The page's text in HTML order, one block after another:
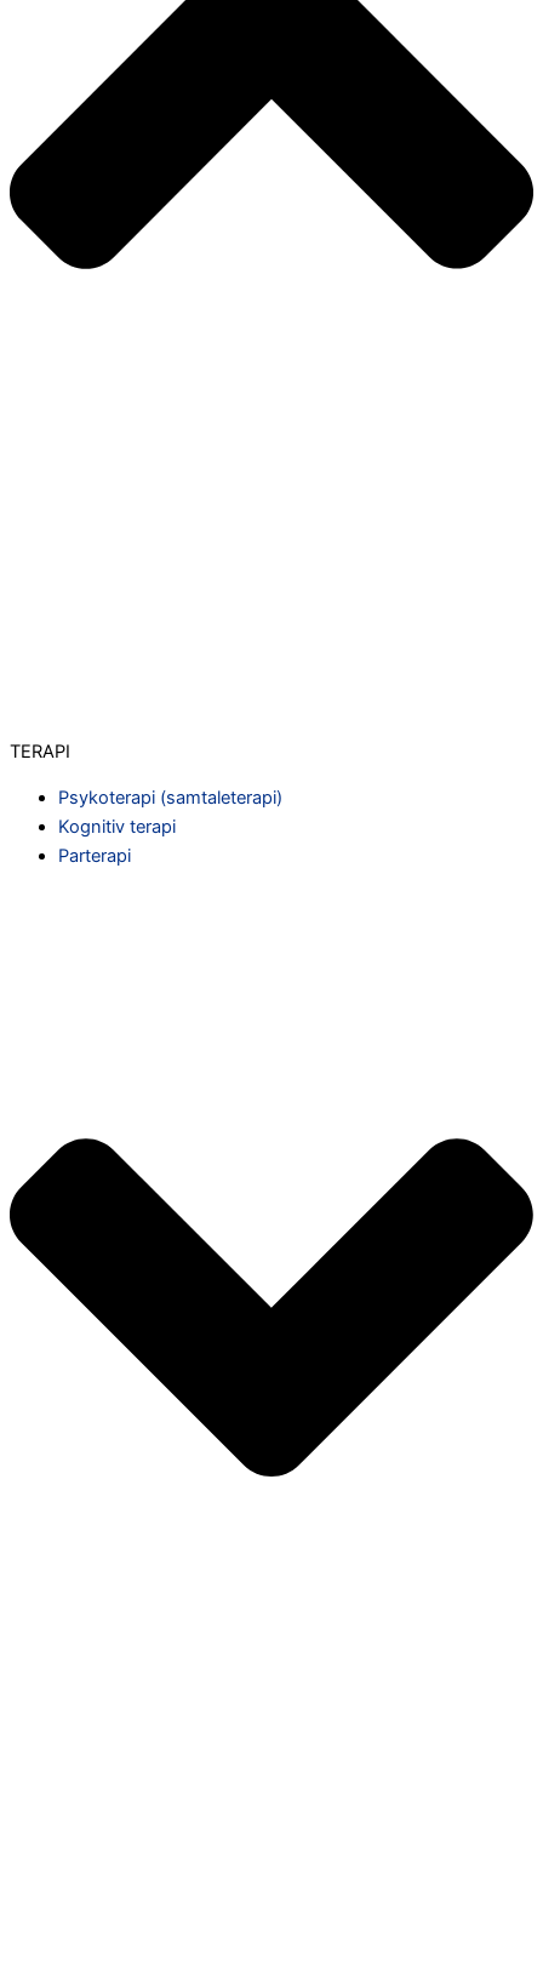
TERAPI
Psykoterapi (samtaleterapi)
Kognitiv terapi
Parterapi